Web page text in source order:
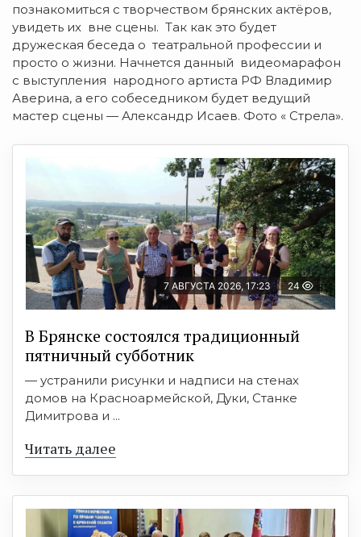
познакомиться с творчеством брянских актёров,
увидеть их вне сцены. Так как это будет
дружеская беседа о театральной профессии и
просто о жизни. Начнется данный видеомарафон
с выступления народного артиста РФ Владимир
Аверина, а его собеседником будет ведущий
мастер сцены — Александр Исаев. Фото « Стрела».
7 АВГУСТА 2026, 17:23 24
В Брянске состоялся традиционный
пятничный субботник
— устранили рисунки и надписи на стенах
домов на Красноармейской, Дуки, Станке
Димитрова и ...
Читать далее